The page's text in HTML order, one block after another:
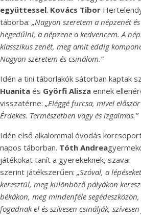
együttessel. Kovács Tibor
táborba: „Nagyon szeretem a népzenét
hegedűlni, a népzene a kedvencem. A
klasszikus zenét, meg amit eddig
Nagyon szeretem és csinálom.”
Idén a tini táborlakók sátorban kaptak
Huanita és Györfi Alisza ennek
visszatérne: „Eléggé furcsa, mivel
Érdekes. Természetben vagy és izgalmas.”
Idén első alkalommal óvodás
napos táborban. Tóth Andrea
játékokat tanít a gyerekeknek, szavai
szerint játékszerűen: „Szóval, a
keresztül, meg különböző pályákon
békákon, meg mindenféle
fogadnak el és szívesen csinálják,